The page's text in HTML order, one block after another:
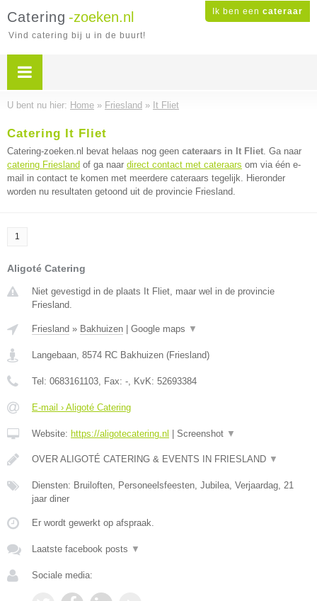
Ik ben een cateraar
Catering -zoeken.nl
Vind catering bij u in de buurt!
U bent nu hier: Home » Friesland » It Fliet
Catering It Fliet
Catering-zoeken.nl bevat helaas nog geen cateraars in It Fliet. Ga naar
catering Friesland of ga naar direct contact met cateraars om via één e-
mail in contact te komen met meerdere cateraars tegelijk. Hieronder
worden nu resultaten getoond uit de provincie Friesland.
1
Aligoté Catering
Niet gevestigd in de plaats It Fliet, maar wel in de provincie
Friesland.
Friesland » Bakhuizen Google maps ▼
Langebaan, 8574 RC Bakhuizen (Friesland)
Tel: 0683161103, Fax: -, KvK: 52693384
E-mail › Aligoté Catering
Website: https://aligotecatering.nl Screenshot ▼
OVER ALIGOTÉ CATERING & EVENTS IN FRIESLAND ▼
Diensten: Bruiloften, Personeelsfeesten, Jubilea, Verjaardag, 21
jaar diner
Er wordt gewerkt op afspraak.
Laatste facebook posts ▼
Sociale media: